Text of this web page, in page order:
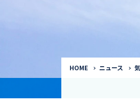
HOME ニュース